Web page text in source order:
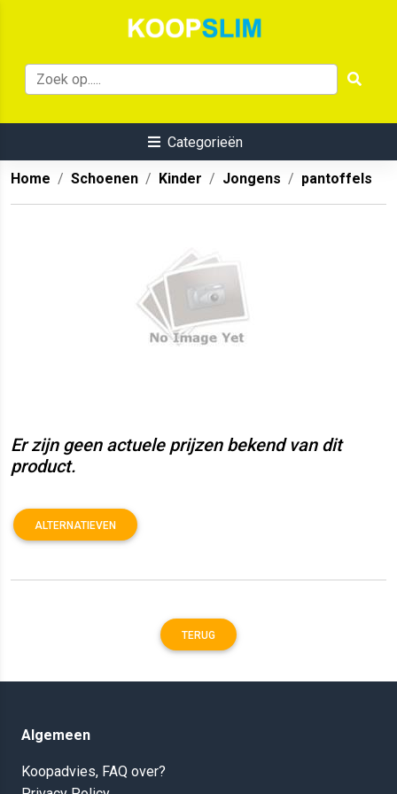
Categorieën
Home Schoenen Kinder Jongens pantoffels
Er zijn geen actuele prijzen bekend van dit
product.
ALTERNATIEVEN
TERUG
Algemeen
Koopadvies, FAQ over?